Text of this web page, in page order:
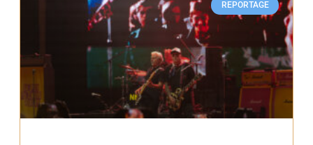
REPORTAGE